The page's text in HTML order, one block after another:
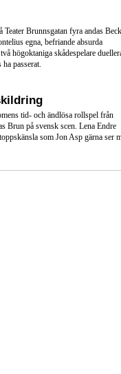
Teater Brunnsgatan fyra andas
egna, befriande absurda
högoktaniga skådespelare
passerat.
tid- och ändlösa rollspel från
Brun på svensk scen. Lena Endre
som Jon Asp gärna ser